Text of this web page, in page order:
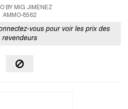
BY MIG JIMENEZ
AMMO-8562
vous pour voir les prix des
revendeurs